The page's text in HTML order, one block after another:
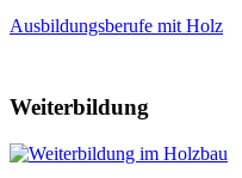
Ausbildungsberufe mit Holz
Weiterbildung